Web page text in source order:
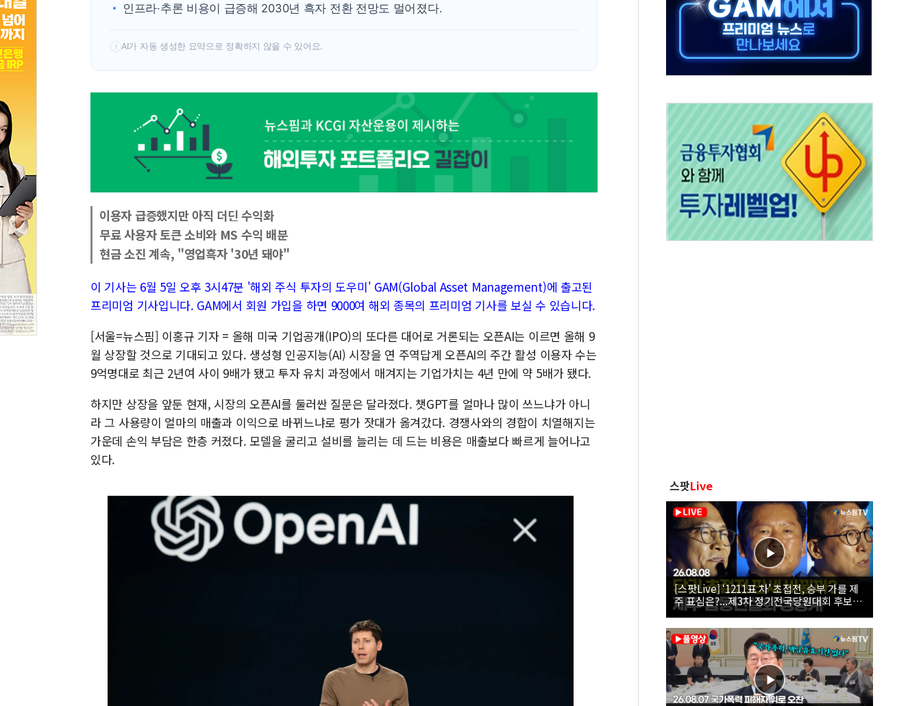
인프라·추론 비용이 급증해 2030년 흑자 전환 전망도 멀어졌다.
! AI가 자동 생성한 요약으로 정확하지 않을 수 있어요.
이용자 급증했지만 아직 더딘 수익화
무료 사용자 토큰 소비와 MS 수익 배분
현금 소진 계속, "영업흑자 '30년 돼야"
이 기사는 6월 5일 오후 3시47분 '해외 주식 투자의 도우미' GAM(Global Asset Management)에 출고된
프리미엄 기사입니다. GAM에서 회원 가입을 하면 9000여 해외 종목의 프리미엄 기사를 보실 수 있습니다.
[서울=뉴스핌] 이홍규 기자 = 올해 미국 기업공개(IPO)의 또다른 대어로 거론되는 오픈AI는 이르면 올해 9
월 상장할 것으로 기대되고 있다. 생성형 인공지능(AI) 시장을 연 주역답게 오픈AI의 주간 활성 이용자 수는
9억명대로 최근 2년여 사이 9배가 됐고 투자 유치 과정에서 매겨지는 기업가치는 4년 만에 약 5배가 됐다.
하지만 상장을 앞둔 현재, 시장의 오픈AI를 둘러싼 질문은 달라졌다. 챗GPT를 얼마나 많이 쓰느냐가 아니
라 그 사용량이 얼마의 매출과 이익으로 바뀌느냐로 평가 잣대가 옮겨갔다. 경쟁사와의 경합이 치열해지는
가운데 손익 부담은 한층 커졌다. 모델을 굴리고 설비를 늘리는 데 드는 비용은 매출보다 빠르게 늘어나고
있다.
스팟Live
[스팟Live] ‘1211표 차’ 초접전, 승부 가를 제
주 표심은?...제3차 정기전국당원대회 후보자
제주 합동연설회 생중계 | 26.08.08